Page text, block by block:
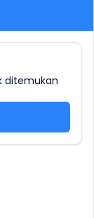
ditemukan